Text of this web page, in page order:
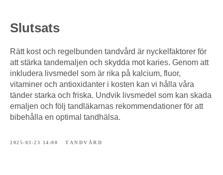
Slutsats
Rätt kost och regelbunden tandvård är nyckelfaktorer för
att stärka tandemaljen och skydda mot karies. Genom att
inkludera livsmedel som är rika på kalcium, fluor,
vitaminer och antioxidanter i kosten kan vi hålla våra
tänder starka och friska. Undvik livsmedel som kan skada
emaljen och följ tandläkarnas rekommendationer för att
bibehålla en optimal tandhälsa.
2025-03-23 14:00 TANDVÅRD